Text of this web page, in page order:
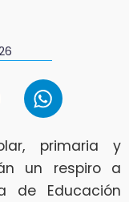
primaria y
un respiro a
de Educación